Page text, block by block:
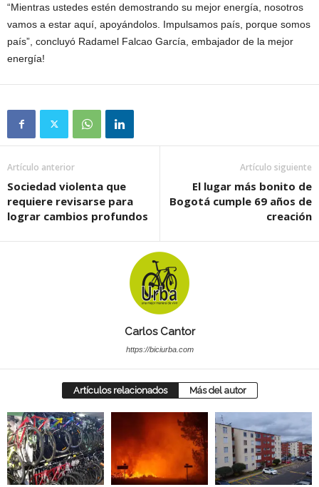
“Mientras ustedes estén demostrando su mejor energía, nosotros
vamos a estar aquí, apoyándolos. Impulsamos país, porque somos
país”, concluyó Radamel Falcao García, embajador de la mejor
energía!
Artículo anterior
Sociedad violenta que
requiere revisarse para
lograr cambios profundos
Artículo siguiente
El lugar más bonito de
Bogotá cumple 69 años de
creación
Carlos Cantor
https://biciurba.com
Artículos relacionados Más del autor